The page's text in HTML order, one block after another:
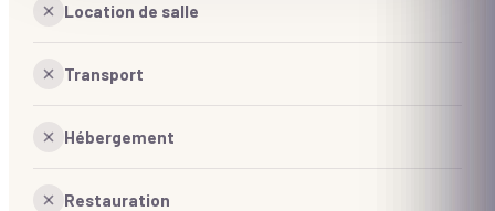
Location de salle
Transport
Hébergement
Restauration